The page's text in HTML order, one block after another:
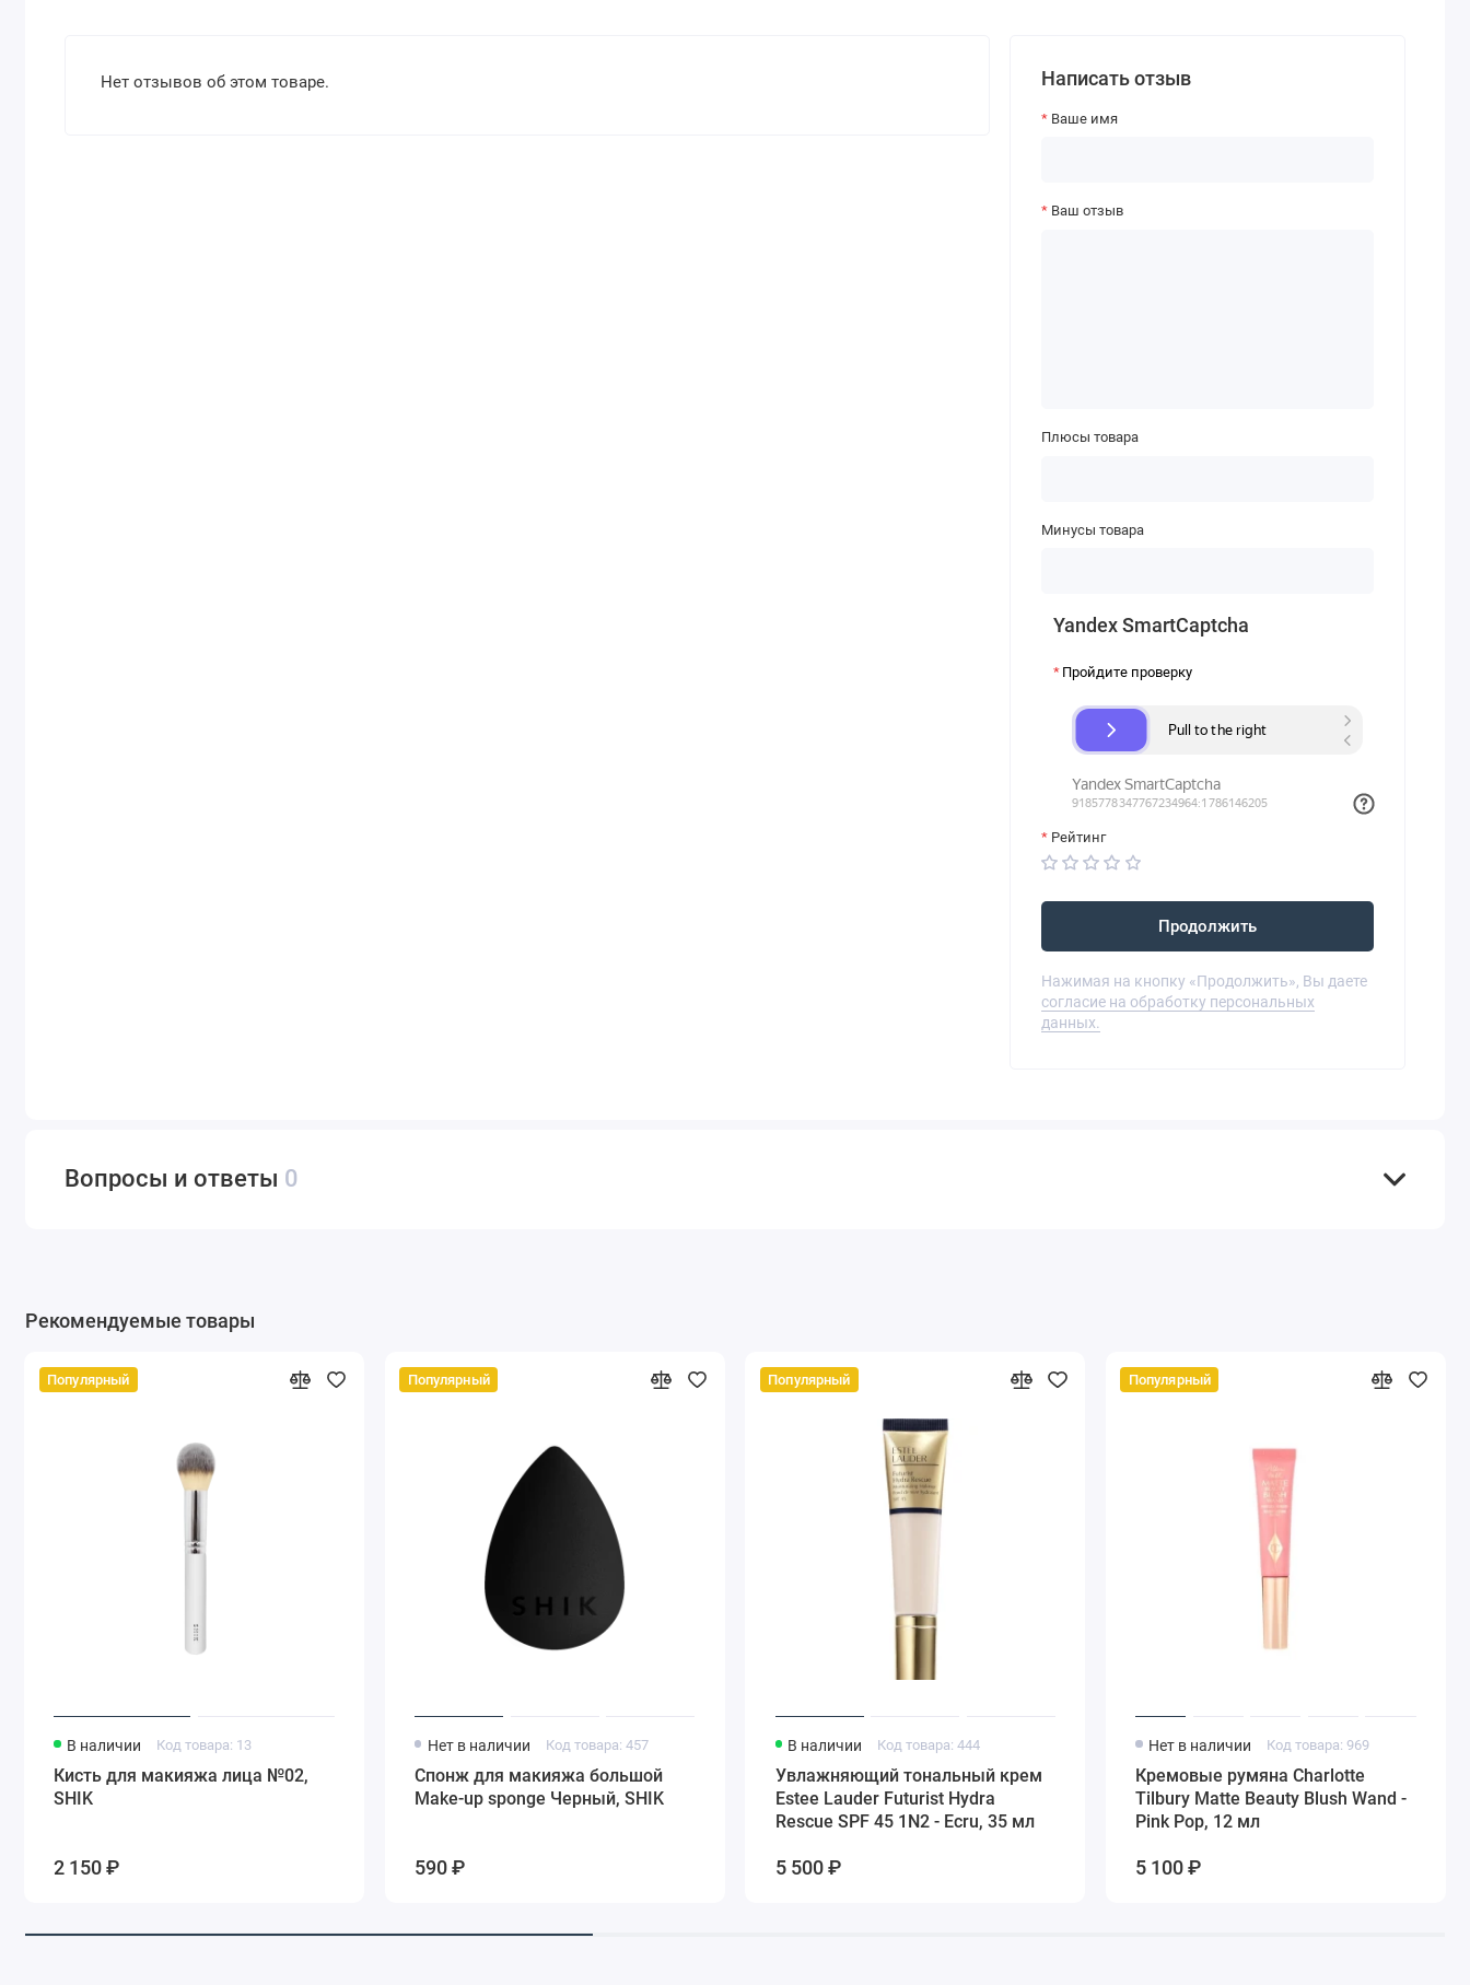
Нет отзывов об этом товаре. Написать отзыв
Ваше имя
Ваш отзыв
Плюсы товара
Минусы товара
Yandex SmartCaptcha
Пройдите проверку
Рейтинг
Продолжить
Нажимая на кнопку «Продолжить», Вы даете
согласие на обработку персональных
данных.
Вопросы и ответы 0
Рекомендуемые товары
Популярный
В наличии Код товара: 13
Кисть для макияжа лица №02,
SHIK
2 150 ₽
Популярный
Нет в наличии Код товара: 457
Спонж для макияжа большой
Make-up sponge Черный, SHIK
590 ₽
Популярный
В наличии Код товара: 444
Увлажняющий тональный крем
Estee Lauder Futurist Hydra
Rescue SPF 45 1N2 - Ecru, 35 мл
5 500 ₽
Популярный
Нет в наличии Код товара: 969
Кремовые румяна Charlotte
Tilbury Matte Beauty Blush Wand -
Pink Pop, 12 мл
5 100 ₽